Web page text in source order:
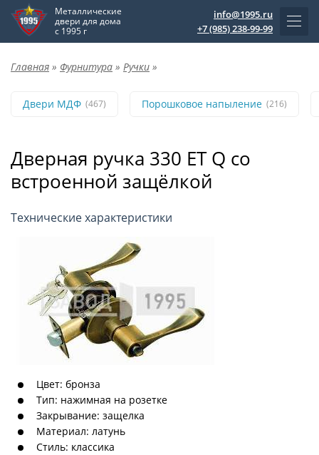
Металлические
двери для дома
с 1995 г
info@1995.ru
+7 (985) 238-99-99
Главная » Фурнитура » Ручки »
Двери МДФ (467) Порошковое напыление (216)
Дверная ручка 330 ET Q со
встроенной защёлкой
Технические характеристики
Цвет: бронза
Тип: нажимная на розетке
Закрывание: защелка
Материал: латунь
Стиль: классика